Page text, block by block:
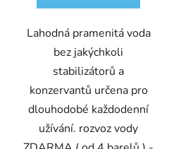
Lahodná pramenitá voda
bez jakýchkoli
stabilizátorů a
konzervantů určena pro
dlouhodobé každodenní
užívání. rozvoz vody